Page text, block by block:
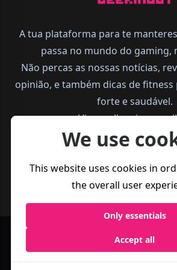
A tua plataforma para te
passa no mundo do gaming,
Não percas as nossas notícias,
opinião, e também dicas de
forte e saudável.
Vive melhor, joga
Business
Política de
We use
This website uses cookies in
the overall user
Only essentials
Accept all